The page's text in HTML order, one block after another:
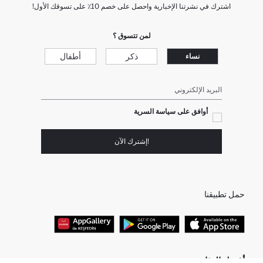
اشترك في نشرتنا الإخبارية واحصل على خصم 10٪ على تسوقك الأول!
لمن تتسوق ؟
نساء ذكر أطفال
البريد الإلكتروني
أوافق على سياسة السرية
!إشترك الآن
حمل تطبيقنا
أفضل الفئات